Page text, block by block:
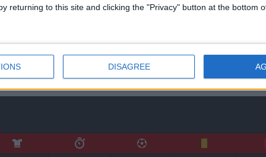
returning to this site and clicking the "Privacy" button at the bottom
DISAGREE
0 0 0 0 0